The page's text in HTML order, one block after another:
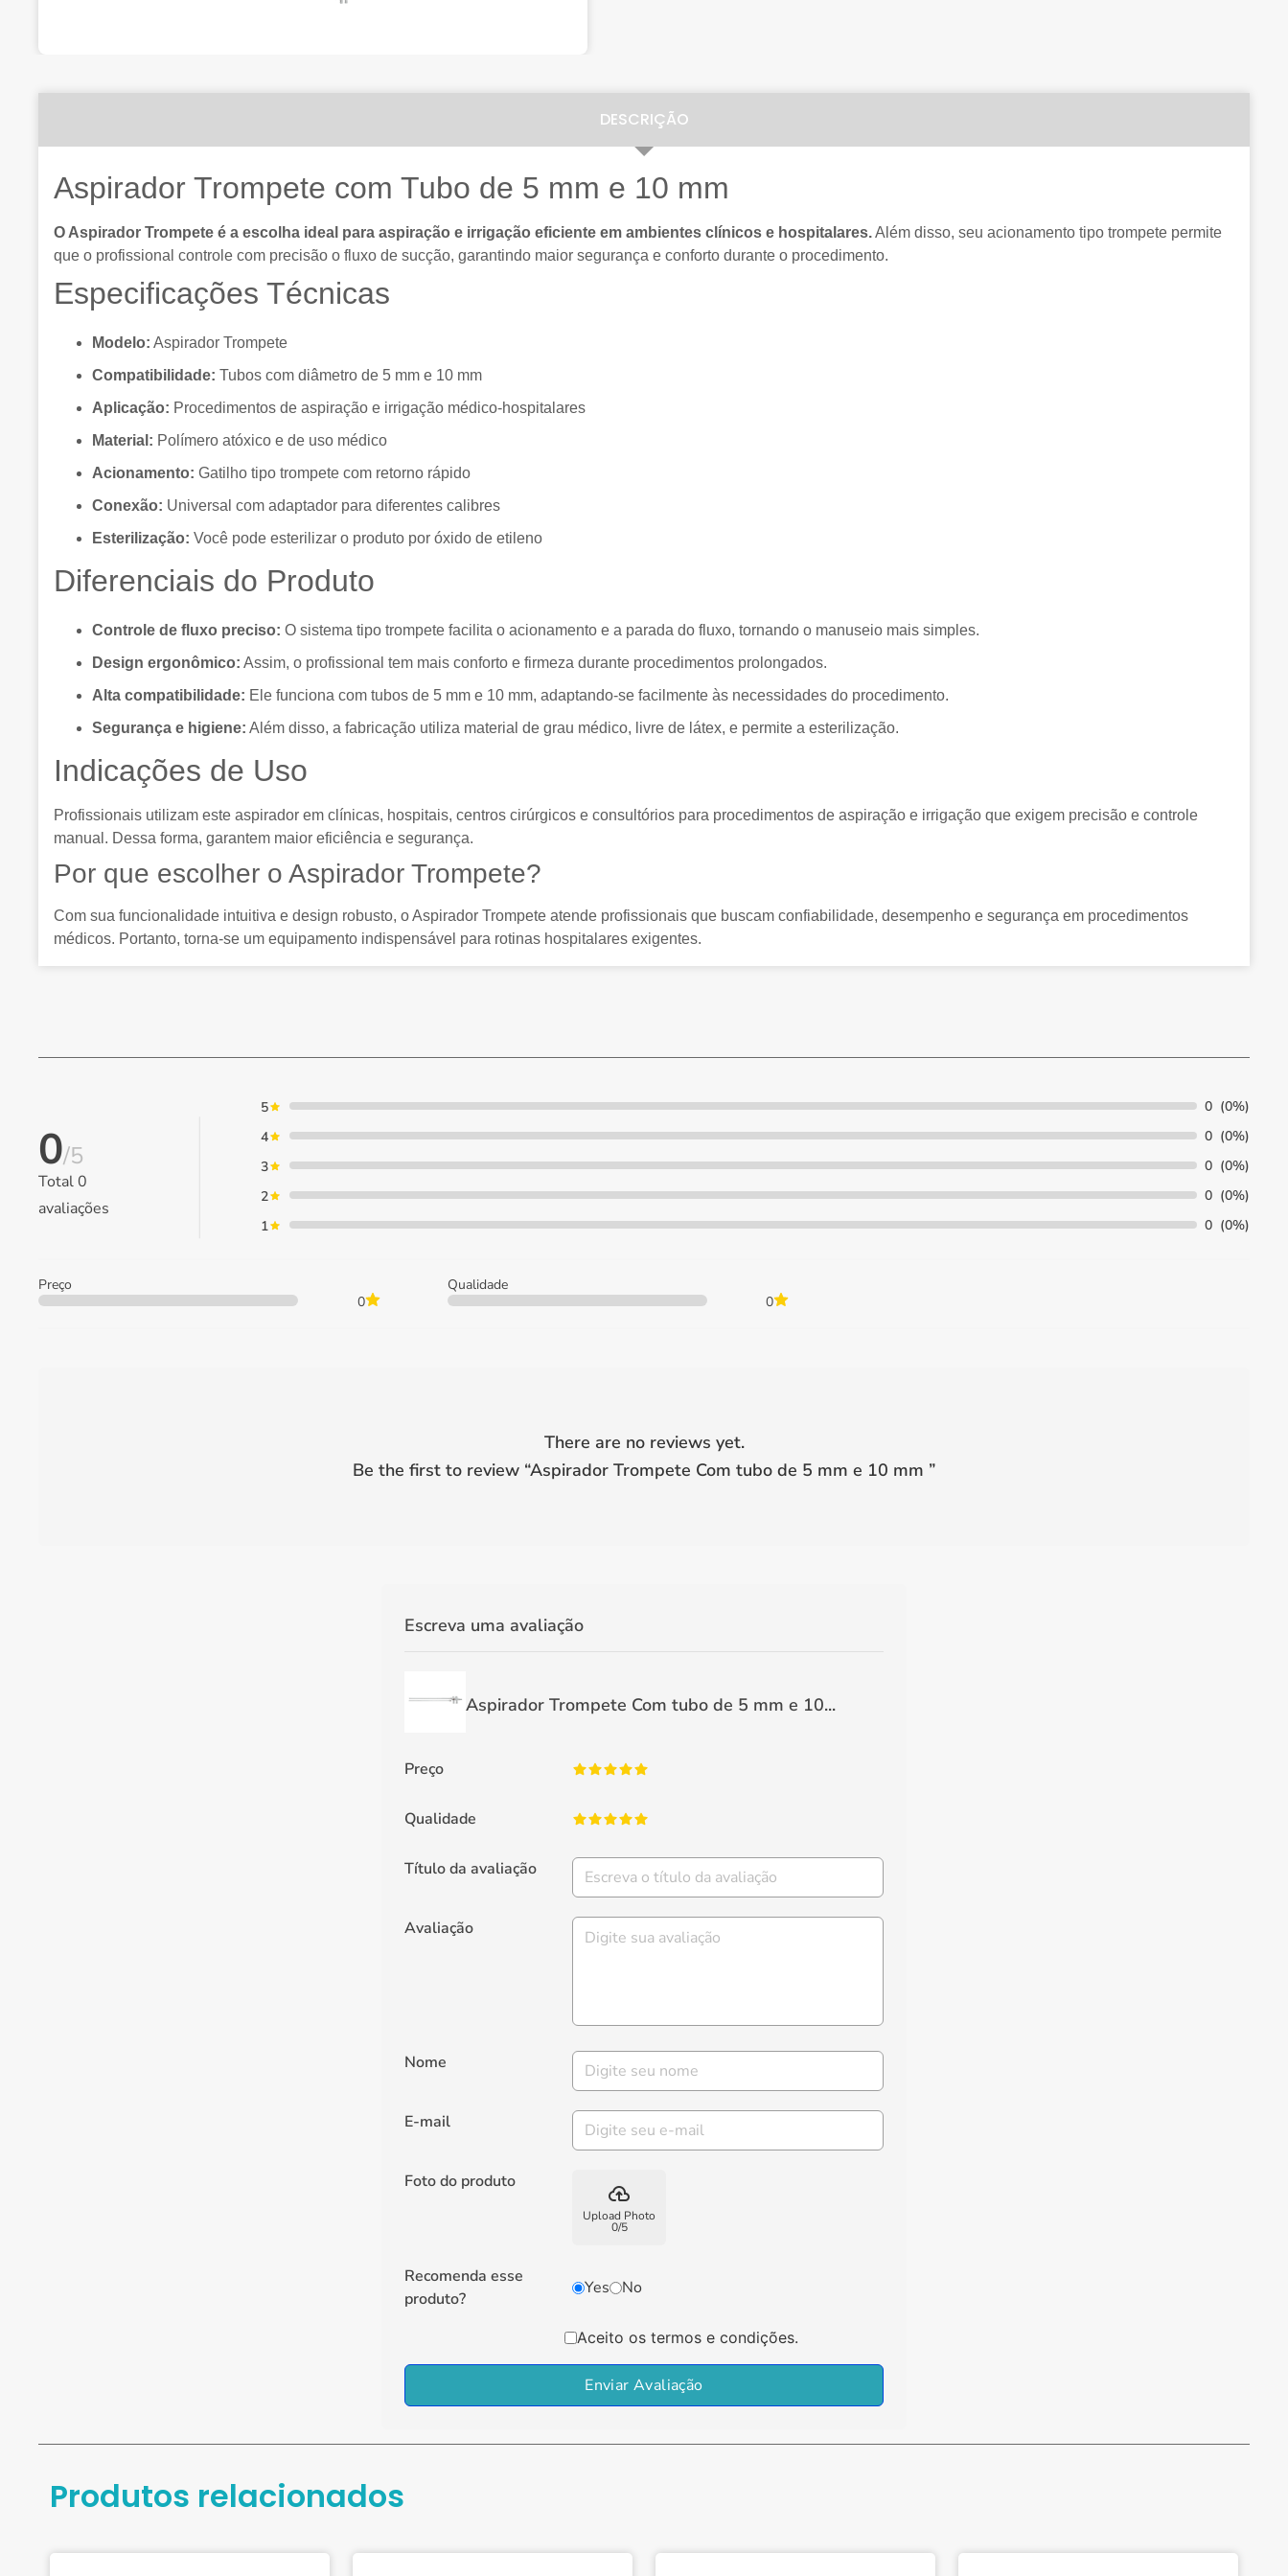
DESCRIÇÃO
Aspirador Trompete com Tubo de 5 mm e 10 mm
O Aspirador Trompete é a escolha ideal para aspiração e irrigação eficiente em ambientes clínicos e hospitalares.Além disso, seu acionamento tipo trompete permite
que o profissional controle com precisão o fluxo de sucção, garantindo maior segurança e conforto durante o procedimento.
Especificações Técnicas
Modelo: Aspirador Trompete
Compatibilidade: Tubos com diâmetro de 5 mm e 10 mm
Aplicação: Procedimentos de aspiração e irrigação médico-hospitalares
Material: Polímero atóxico e de uso médico
Acionamento: Gatilho tipo trompete com retorno rápido
Conexão: Universal com adaptador para diferentes calibres
Esterilização: Você pode esterilizar o produto por óxido de etileno
Diferenciais do Produto
Controle de fluxo preciso: O sistema tipo trompete facilita o acionamento e a parada do fluxo, tornando o manuseio mais simples.
Design ergonômico: Assim, o profissional tem mais conforto e firmeza durante procedimentos prolongados.
Alta compatibilidade: Ele funciona com tubos de 5 mm e 10 mm, adaptando-se facilmente às necessidades do procedimento.
Segurança e higiene: Além disso, a fabricação utiliza material de grau médico, livre de látex, e permite a esterilização.
Indicações de Uso
Profissionais utilizam este aspirador em clínicas, hospitais, centros cirúrgicos e consultórios para procedimentos de aspiração e irrigação que exigem precisão e controle
manual. Dessa forma, garantem maior eficiência e segurança.
Por que escolher o Aspirador Trompete?
Com sua funcionalidade intuitiva e design robusto, o Aspirador Trompete atende profissionais que buscam confiabilidade, desempenho e segurança em procedimentos
médicos. Portanto, torna-se um equipamento indispensável para rotinas hospitalares exigentes.
0/5
Total0
avaliações
5 0 (0%)
4
0 (0%)
3
0 (0%)
2
0 (0%)
1
0 (0%)
Preço
0
Qualidade
0
There are no reviews yet.
Be the first to review “Aspirador Trompete Com tubo de 5 mm e 10 mm ”
Escreva uma avaliação
Aspirador Trompete Com tubo de 5 mm e 10...
Preço
Qualidade
Título da avaliação
Avaliação
Nome
E-mail
Foto do produto backup
Upload Photo
0/5
Recomenda esse
produto?
Yes No
Aceito os termos e condições.
Enviar Avaliação
Produtos relacionados